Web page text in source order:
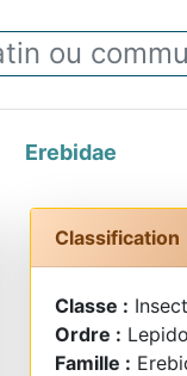
Erebidae
Classification
Classe :
Ordre :
Famille :